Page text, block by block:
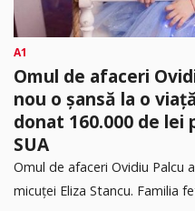
A1
Omul de afaceri
nou o șansă la o
donat 160.000 de
SUA
Omul de afaceri Ovidiu Palcu
micuței Eliza Stancu. Familia